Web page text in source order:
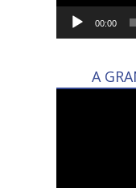
00:00
A